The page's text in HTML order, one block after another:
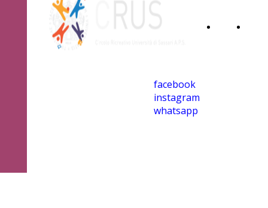
Home
facebook
instagram
whatsapp